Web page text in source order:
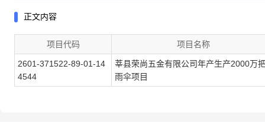
正文内容
项目代码 项目名称
2601-371522-89-01-14
4544
莘县荣尚五金有限公司年产生产2000万
雨伞项目